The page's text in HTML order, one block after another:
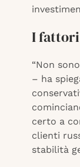
I
“Non
– ha
certo a
clienti
stabilità